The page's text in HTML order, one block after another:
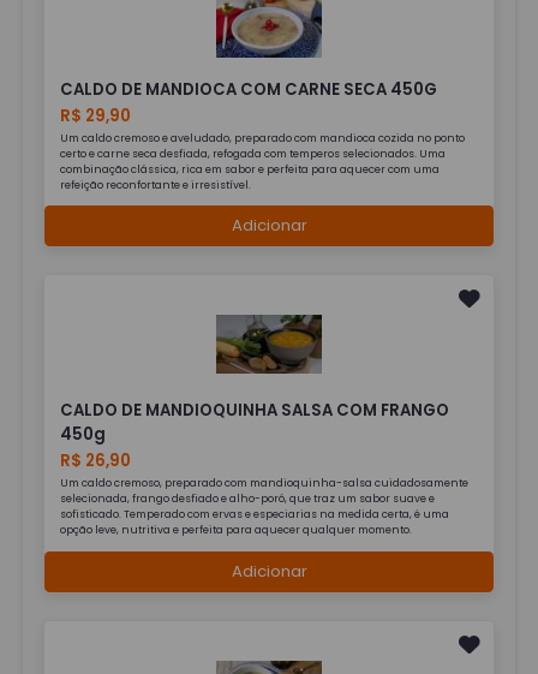
CALDO DE MANDIOCA COM CARNE SECA 450G
R$ 29,90
Um caldo cremoso e aveludado, preparado com mandioca cozida no ponto
certo e carne seca desfiada, refogada com temperos selecionados. Uma
combinação clássica, rica em sabor e perfeita para aquecer com uma
refeição reconfortante e irresistível.
Adicionar
CALDO DE MANDIOQUINHA SALSA COM FRANGO
450g
R$ 26,90
Um caldo cremoso, preparado com mandioquinha-salsa cuidadosamente
selecionada, frango desfiado e alho-poró, que traz um sabor suave e
sofisticado. Temperado com ervas e especiarias na medida certa, é uma
opção leve, nutritiva e perfeita para aquecer qualquer momento.
Adicionar